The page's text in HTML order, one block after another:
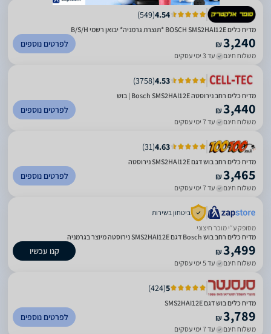
4.54
(
549
)
מדיח כלים BOSCH SMS2HAI12E *תוצרת גרמניה* יבואן רשמי B/S/H
₪3,240
משלוח חינם עד 3 ימי עסקים
לפרטים נוספים
4.53
(
3758
)
מדיח כלים רחב נירוסטה Bosch SMS2HAI12E | בוש
₪3,440
משלוח חינם עד 7 ימי עסקים
לפרטים נוספים
4.63
(
31
)
מדיח כלים רחב בוש דגם SMS2HAI12E נירוסטה
₪3,465
משלוח חינם עד 7 ימי עסקים
לפרטים נוספים
ביטחון בשירות
מסופק ע״י מוכר חיצוני
מדיח כלים רחב בוש Bosch דגם SMS2HAI12E נירוסטה מיוצר בגרמניה
₪3,499
משלוח חינם עד 5 ימי עסקים
קנו עכשיו
5
(
424
)
מדיח כלים בוש דגם SMS2HAI12E
₪3,789
משלוח חינם עד 7 ימי עסקים
לפרטים נוספים